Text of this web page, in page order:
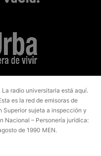
La radio universitaria está aquí.
es la red de emisoras de
Superior sujeta a inspección y
Nacional – Personería jurídica:
de 1990 MEN.